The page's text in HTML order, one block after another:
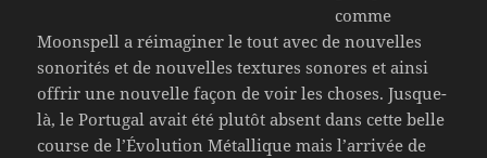
comme
Moonspell a réimaginer le tout avec de nouvelles
sonorités et de nouvelles textures sonores et ainsi
offrir une nouvelle façon de voir les choses. Jusque-
là, le Portugal avait été plutôt absent dans cette belle
course de l’Évolution Métallique mais l’arrivée de